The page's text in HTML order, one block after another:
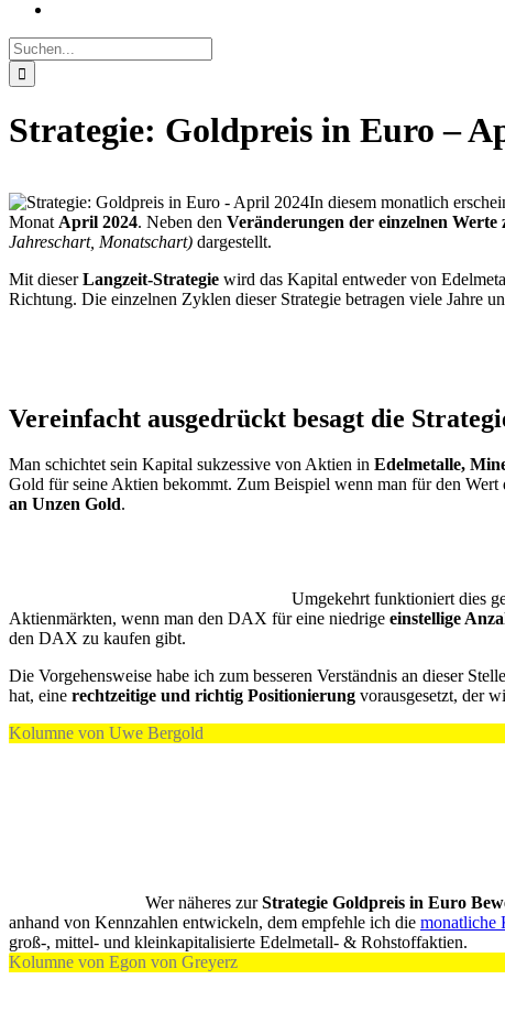
Suche
nach:
Strategie: Goldpreis in Euro –
In diesem monatlich
Monat April 2024. Neben den Veränderungen der einzelnen Werte
Jahreschart, Monatschart) dargestellt.
Mit dieserLangzeit-Strategie wird das Kapital entweder von
Richtung. Die einzelnen Zyklen dieser Strategie betragen viele Jahre
Vereinfacht ausgedrückt besagt die
Man schichtet sein Kapital sukzessive von Aktien in Edelmetalle,
Gold für seine Aktien bekommt. Zum Beispiel wenn man für den
an Unzen Gold.
Umgekehrt funktioniert dies
Aktienmärkten, wenn man den DAX für eine niedrige einstellige
den DAX zu kaufen gibt.
Die Vorgehensweise habe ich zum besseren Verständnis an dieser Stelle
hat, eine rechtzeitige und richtig Positionierung vorausgesetzt, der
Kolumne von Uwe Bergold
Wer näheres zurStrategie Goldpreis in Euro
anhand von Kennzahlen entwickeln, dem empfehle ich die monatliche
groß-, mittel- und kleinkapitalisierte Edelmetall- & Rohstoffaktien.
Kolumne von Egon von Greyerz